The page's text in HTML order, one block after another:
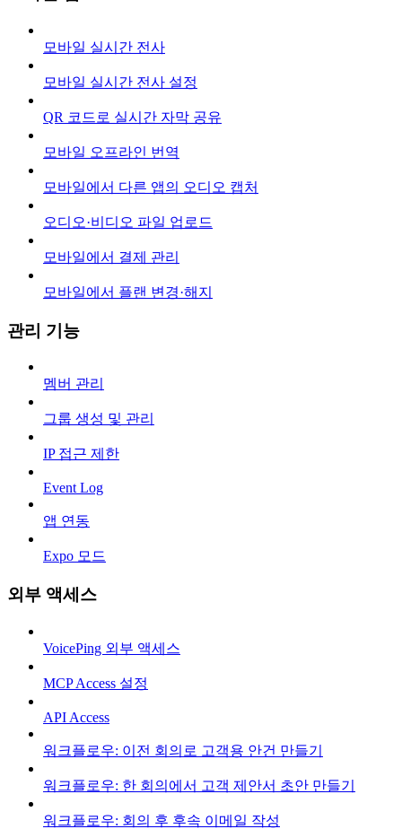
모바일 실시간 전사
모바일 실시간 전사 설정
QR 코드로 실시간 자막 공유
모바일 오프라인 번역
모바일에서 다른 앱의 오디오 캡처
오디오·비디오 파일 업로드
모바일에서 결제 관리
모바일에서 플랜 변경·해지
관리 기능
멤버 관리
그룹 생성 및 관리
IP 접근 제한
Event Log
앱 연동
Expo 모드
외부 액세스
VoicePing 외부 액세스
MCP Access 설정
API Access
워크플로우: 이전 회의로 고객용 안건 만들기
워크플로우: 한 회의에서 고객 제안서 초안 만들기
워크플로우: 회의 후 후속 이메일 작성